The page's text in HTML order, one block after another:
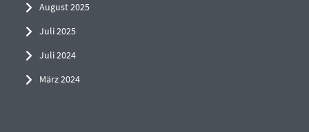
August 2025
Juli 2025
Juli 2024
März 2024